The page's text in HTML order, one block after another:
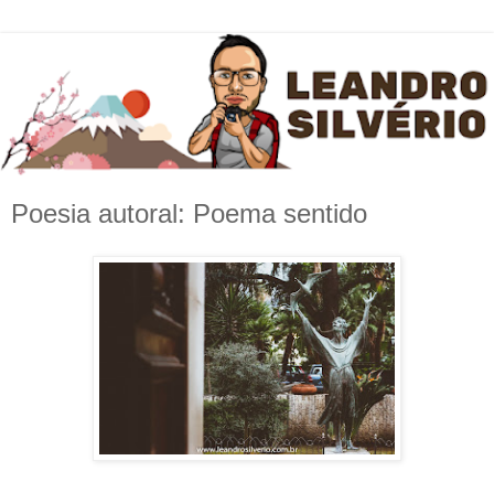
Poesia autoral: Poema sentido